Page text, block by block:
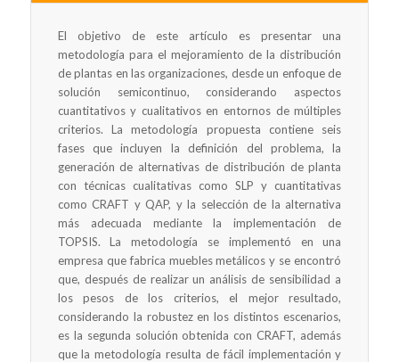
El objetivo de este artículo es presentar una
metodología para el mejoramiento de la distribución
de plantas en las organizaciones, desde un enfoque de
solución semicontinuo, considerando aspectos
cuantitativos y cualitativos en entornos de múltiples
criterios. La metodología propuesta contiene seis
fases que incluyen la definición del problema, la
generación de alternativas de distribución de planta
con técnicas cualitativas como SLP y cuantitativas
como CRAFT y QAP, y la selección de la alternativa
más adecuada mediante la implementación de
TOPSIS. La metodología se implementó en una
empresa que fabrica muebles metálicos y se encontró
que, después de realizar un análisis de sensibilidad a
los pesos de los criterios, el mejor resultado,
considerando la robustez en los distintos escenarios,
es la segunda solución obtenida con CRAFT, además
que la metodología resulta de fácil implementación y